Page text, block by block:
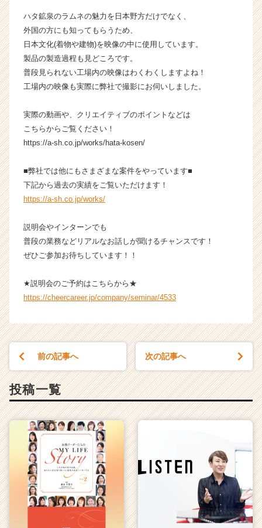
長
企
業
か
ら
ス
カ
ト
が
届
就
サ
イ
チ
ア
キ
ア
（C
e
e
r）
ハタ鉱泉のラムネの魅力を日本野方だけでなく、
外国の方にも知ってもらうため、
日本文化(着物や建物)を映像の中に使用しています。
製品の製造過程も見どころです。
普段見られない工場内の映像はわくわくしますよね！
工場内の映像も実際に弊社で撮影にお伺いしました。
実際の動画や、クリエイティブのポイントなどは
こちらからご覧ください！
https://a-sh.co.jp/works/hata-kosen/
■弊社では他にもさまざまな案件をやっています■
下記から過去の実績をご覧いただけます！
https://a-sh.co.jp/works/
説明会やインターンでも
普段の業務などリアルなお話しが聞けるチャンスです！
ぜひご参加お待ちしています！！
★説明会のご予約はこちらから★
https://cheercareer.jp/company/seminar/4533
前の記事へ 次の記事へ
投稿一覧